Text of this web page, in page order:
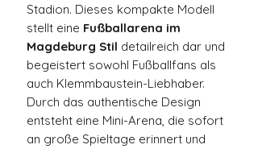
Stadion. Dieses kompakte Modell
stellt eine Fußballarena im
Magdeburg Stil detailreich dar und
begeistert sowohl Fußballfans als
auch Klemmbaustein-Liebhaber.
Durch das authentische Design
entsteht eine Mini-Arena, die sofort
an große Spieltage erinnert und